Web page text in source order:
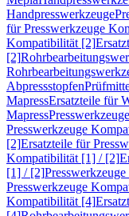
Handpresswerkzeuge
für Presswerkzeuge
Kompatibilität [2]
[2]
Abpressstopfen
MapressErsatzteile für
Mapress
Presswerkzeuge
[2]Ersatzteile für
Kompatibilität [1] / [2]
[1] / [2]
Presswerkzeuge
Kompatibilität [4]